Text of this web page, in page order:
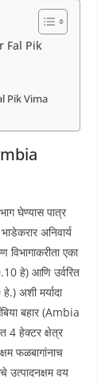
Fal Pik
Pik Vima
घेण्यास पात्र
अनिवार्य
एका
हे) आणि उर्वरित
अशी मर्यादा
बहार (Ambia
4 हेक्टर क्षेत्र
फळबागांनाच
उत्पादनक्षम वय